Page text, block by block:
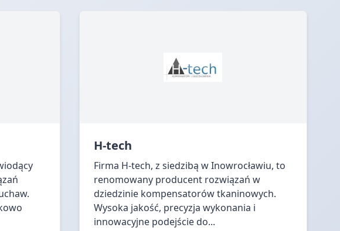
H-tech
Firma H-tech, z siedzibą w Inowrocławiu, to
renomowany producent rozwiązań w
dziedzinie kompensatorów tkaninowych.
Wysoka jakość, precyzja wykonania i
innowacyjne podejście do...